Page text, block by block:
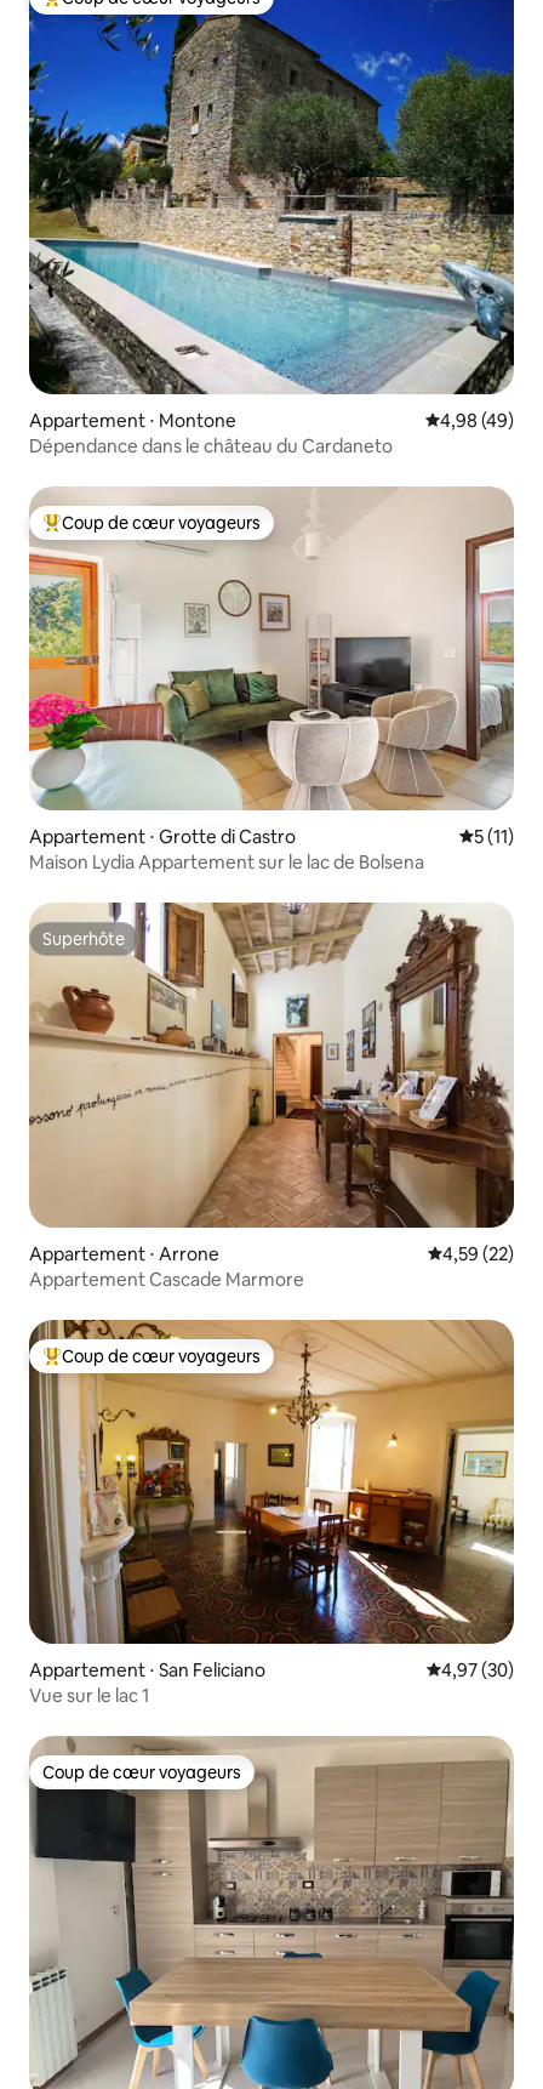
Coups de cœur voyageurs les plus appréciés
Appartement ⋅ Montone Évaluation
4,98 (49)
Dépendance dans le château du Cardaneto
Coups de cœur voyageurs les plus appréciés
Coup de cœur voyageurs
Appartement ⋅ Grotte di Castro
5 (11)
Maison Lydia Appartement sur le lac de Bolsena
Superhôte
Superhôte
Appartement ⋅ Arrone Évaluation
4,59 (22)
Appartement Cascade Marmore
Coups de cœur voyageurs les plus appréciés
Coup de cœur voyageurs
Appartement ⋅ San Feliciano Évaluation
4,97 (30)
Vue sur le lac 1
Coup de cœur voyageurs
Coup de cœur voyageurs